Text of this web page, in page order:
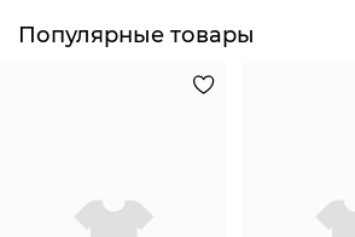
Популярные товары